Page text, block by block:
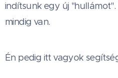
indítsunk egy új "hullámot".
mindig van.
Én pedig itt vagyok